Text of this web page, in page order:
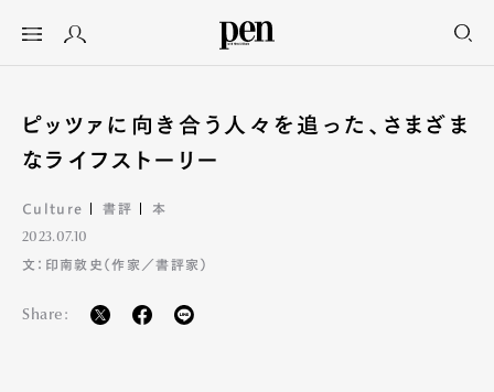
ピッツァに向き合う人々を追った、さまざま
なライフストーリー
Culture 書評 本
2023.07.10
文：印南敦史（作家／書評家）
Share: